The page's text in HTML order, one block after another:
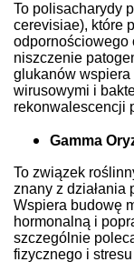
To polisacharydy
cerevisiae), które
odpornościowego
niszczenie
glukanów
wirusowymi i
rekonwalescencji
Gamma
To związek
znany z działania
Wspiera budowę
hormonalną i
szczególnie
fizycznego i